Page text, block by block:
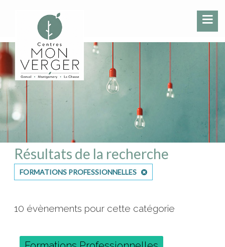
Résultats de la recherche
FORMATIONS PROFESSIONNELLES
10 évènements pour cette catégorie